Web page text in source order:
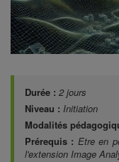
Durée : 2 jours
Niveau : Initiation
Modalités
Prérequis : Etre en
l'extension Image